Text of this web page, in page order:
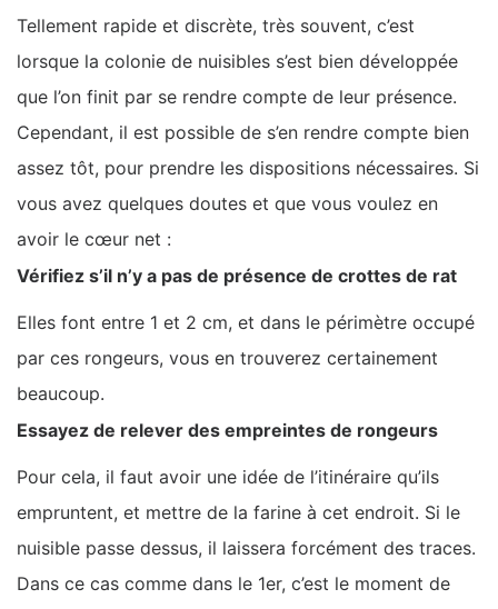
Tellement rapide et discrète, très souvent, c’est
lorsque la colonie de nuisibles s’est bien développée
que l’on finit par se rendre compte de leur présence.
Cependant, il est possible de s’en rendre compte bien
assez tôt, pour prendre les dispositions nécessaires. Si
vous avez quelques doutes et que vous voulez en
avoir le cœur net :
Vérifiez s’il n’y a pas de présence de crottes de rat
Elles font entre 1 et 2 cm, et dans le périmètre occupé
par ces rongeurs, vous en trouverez certainement
beaucoup.
Essayez de relever des empreintes de rongeurs
Pour cela, il faut avoir une idée de l’itinéraire qu’ils
empruntent, et mettre de la farine à cet endroit. Si le
nuisible passe dessus, il laissera forcément des traces.
Dans ce cas comme dans le 1er, c’est le moment de